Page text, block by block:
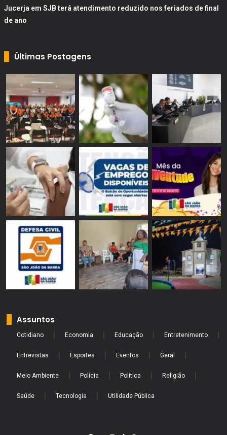
Jucerja em SJB terá atendimento reduzido nos feriados de final
de ano
Últimas Postagens
Assuntos
Cotidiano Economia Educação Entretenimento
Entrevistas Esportes Eventos Geral
Meio Ambiente Polícia Política Religião
Saúde Tecnologia Utilidade Pública